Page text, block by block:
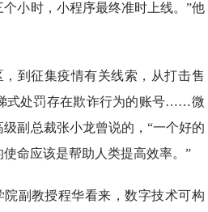
小时，小程序最终准时上线。”他
，到征集疫情有关线索，从打击售
式处罚存在欺诈行为的账号……微
副总裁张小龙曾说的，“一个好的
命应该是帮助人类提高效率。”
副教授程华看来，数字技术可构